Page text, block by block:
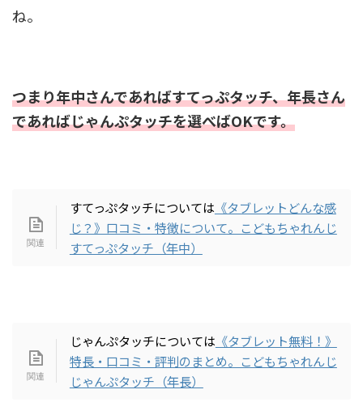
ね。
つまり年中さんであればすてっぷタッチ、年長さん
であればじゃんぷタッチを選べばOKです。
すてっぷタッチについては 《タブレットどんな感
じ？》口コミ・特徴について。こどもちゃれんじ
すてっぷタッチ（年中）
じゃんぷタッチについては 《タブレット無料！》
特長・口コミ・評判のまとめ。こどもちゃれんじ
じゃんぷタッチ（年長）